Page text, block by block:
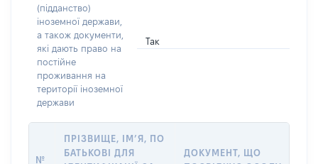
(підданство)
іноземної держави,
а також документи,
які дають право на
постійне
проживання на
території іноземної
держави
Так
№
ПРІЗВИЩЕ, ІМ’Я, ПО
БАТЬКОВІ ДЛЯ
ДОКУМЕНТ, ЩО